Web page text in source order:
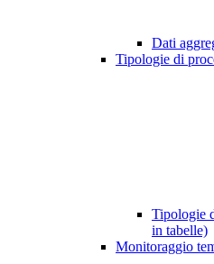
Dati
Tipologie di
Tipologie
in tabelle)
Monitoraggio